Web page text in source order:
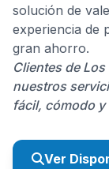
solución de
experiencia de
gran ahorro.
Clientes de
nuestros
fácil, cómodo
Ver